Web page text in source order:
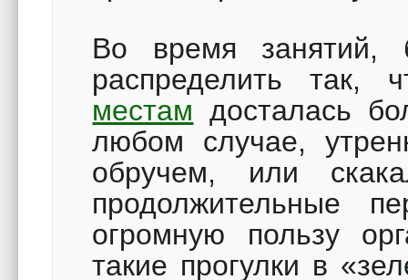
Во время занятий,
распределить
местам досталась
любом случае,
обручем, или
продолжительные
огромную пользу
такие прогулки в